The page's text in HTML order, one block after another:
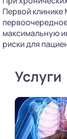
Первой клинике
максимальную
риски для
Услуги